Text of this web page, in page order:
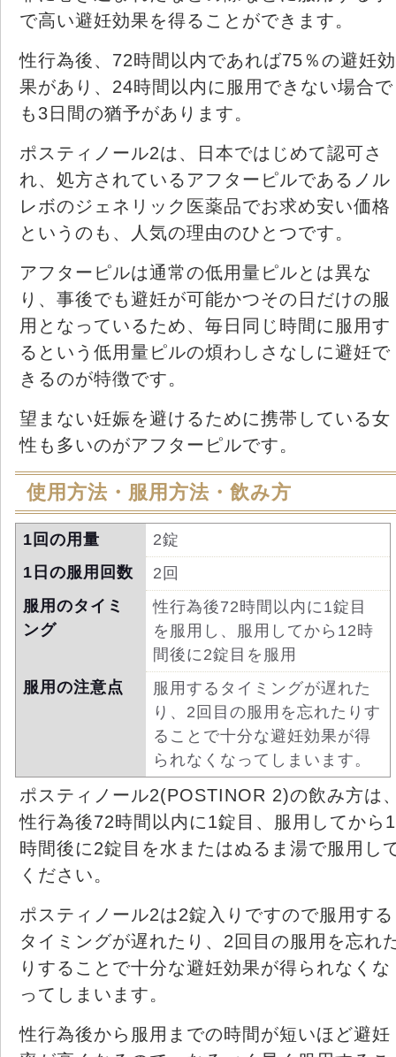
で高い避妊効果を得ることができます。
性行為後、72時間以内であれば75％の避妊効
果があり、24時間以内に服用できない場合で
も3日間の猶予があります。
ポスティノール2は、日本ではじめて認可さ
れ、処方されているアフターピルであるノル
レボのジェネリック医薬品でお求め安い価格
というのも、人気の理由のひとつです。
アフターピルは通常の低用量ピルとは異な
り、事後でも避妊が可能かつその日だけの服
用となっているため、毎日同じ時間に服用す
るという低用量ピルの煩わしさなしに避妊で
きるのが特徴です。
望まない妊娠を避けるために携帯している女
性も多いのがアフターピルです。
使用方法・服用方法・飲み方
1回の用量
2錠
1日の服用回数
2回
服用のタイミ
ング
性行為後72時間以内に1錠目
を服用し、服用してから12時
間後に2錠目を服用
服用の注意点
服用するタイミングが遅れた
り、2回目の服用を忘れたりす
ることで十分な避妊効果が得
られなくなってしまいます。
ポスティノール2(POSTINOR 2)の飲み方は
性行為後72時間以内に1錠目、服用してから
時間後に2錠目を水またはぬるま湯で服用し
ください。
ポスティノール2は2錠入りですので服用する
タイミングが遅れたり、2回目の服用を忘れ
りすることで十分な避妊効果が得られなくな
ってしまいます。
性行為後から服用までの時間が短いほど避妊